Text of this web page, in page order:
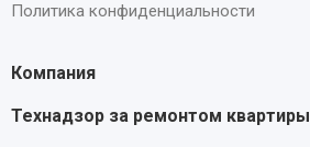
Политика конфиденциальности
Компания
Технадзор за ремонтом квартиры